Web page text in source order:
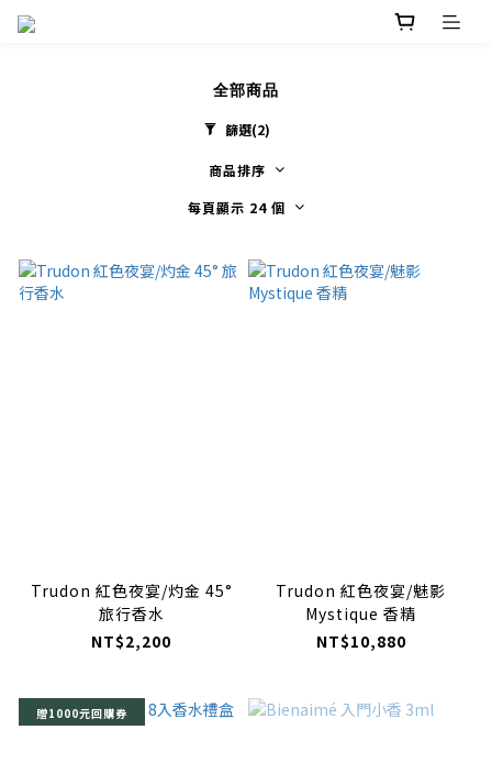
全部商品
篩選(2)
商品排序
每頁顯示 24 個
Trudon 紅色夜宴/灼金 45°
旅行香水
NT$2,200
Trudon 紅色夜宴/魅影
Mystique 香精
NT$10,880
贈1000元回購券